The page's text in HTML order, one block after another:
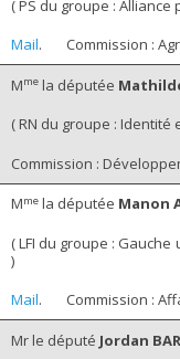
( PS du groupe :
Mail. Commission :
Mmela députée
( RN du groupe : Identité
Commission :
Mmela députée Manon
( LFI du groupe :
)
Mail. Commission :
Mr le député Jordan